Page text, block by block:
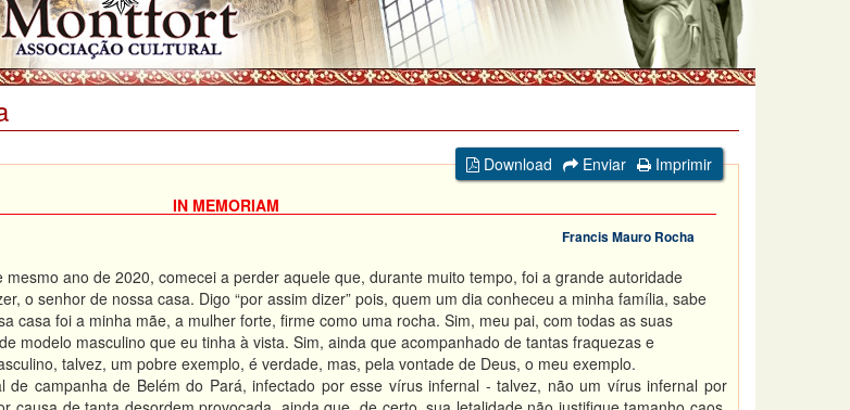
Download Enviar
Imprimir
IN MEMORIAM
Francis Mauro Rocha
mesmo ano de 2020, comecei a perder aquele que, durante muito tempo, foi a grande autoridade
o senhor de nossa casa. Digo “por assim dizer” pois, quem um dia conheceu a minha família, sabe
casa foi a minha mãe, a mulher forte, firme como uma rocha. Sim, meu pai, com todas as suas
modelo masculino que eu tinha à vista. Sim, ainda que acompanhado de tantas fraquezas e
talvez, um pobre exemplo, é verdade, mas, pela vontade de Deus, o meu exemplo.
de campanha de Belém do Pará, infectado por esse vírus infernal - talvez, não um vírus infernal por